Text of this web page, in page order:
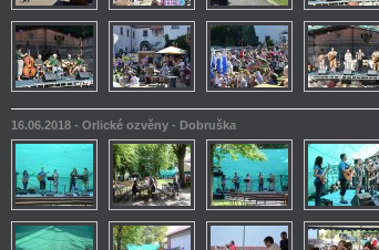
16.06.2018 - Orlické ozvěny - Dobruška